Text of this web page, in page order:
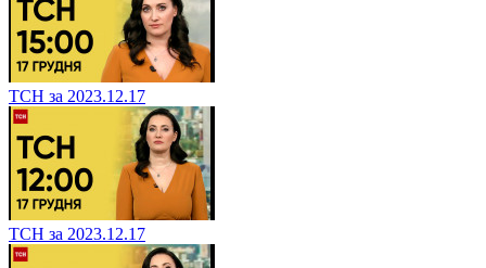
ТСН за 2023.12.17
ТСН за 2023.12.17